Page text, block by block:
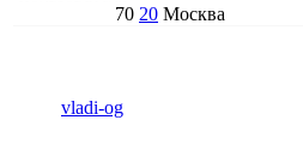
70 20 Москва
vladi-og